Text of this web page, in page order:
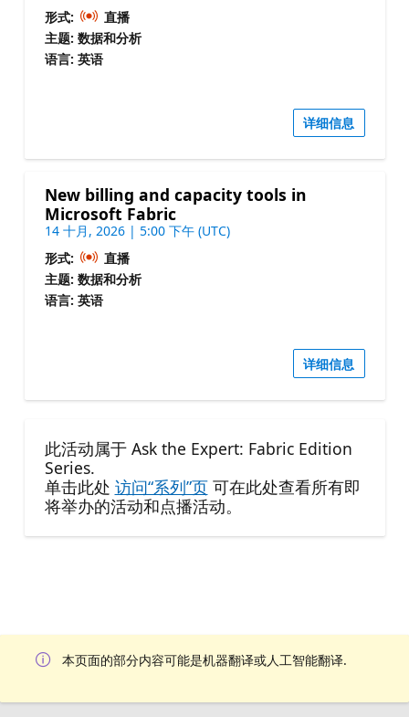
形式:
直播
主题: 数据和分析
语言: 英语
详细信息
New billing and capacity tools in
Microsoft Fabric
14 十月, 2026 | 5:00 下午 (UTC)
形式:
直播
主题: 数据和分析
语言: 英语
详细信息
此活动属于 Ask the Expert: Fabric Edition
Series.
单击此处 访问“系列”页可在此处查看所有即
将举办的活动和点播活动。
本页面的部分内容可能是机器翻译或人工智能翻译.